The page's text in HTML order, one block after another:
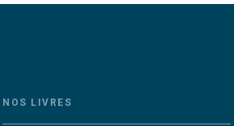
NOS LIVRES